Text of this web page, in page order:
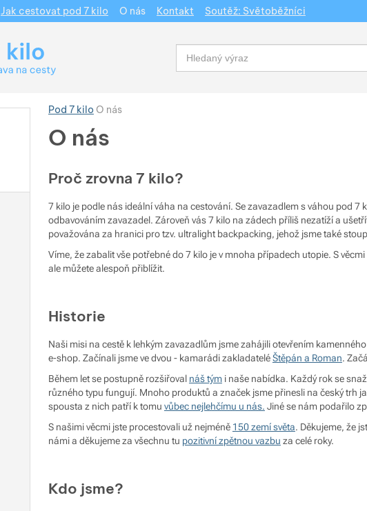
Pod 7 kilo O nás
O nás
Proč zrovna 7 kilo?
7 kilo je podle nás ideální váha na cestování. Se zavazadlem s váhou pod 7
odbavováním zavazadel. Zároveň vás 7 kilo na zádech příliš nezatíží a
považována za hranici pro tzv. ultralight backpacking, jehož jsme také
Víme, že zabalit vše potřebné do 7 kilo je v mnoha případech utopie. S
ale můžete alespoň přiblížit.
Historie
Naši misi na cestě k lehkým zavazadlům jsme zahájili otevřením
e-shop. Začínali jsme ve dvou - kamarádi zakladateléŠtěpán a Roman.
Během let se postupně rozšiřoval náš tými naše nabídka. Každý rok se
různého typu fungují. Mnoho produktů a značek jsme přinesli na český trh
spousta z nich patří k tomu vůbec nejlehčímu u nás. Jiné se nám podařilo
S našimi věcmi jste procestovali už nejméně 150 zemí světa. Děkujeme, že
námi a děkujeme za všechnu tu pozitivní zpětnou vazbu za celé roky.
Kdo jsme?
Jak cestovat pod 7 kilo O nás Kontakt Soutěž: Světoběžníci
Vyhledávání